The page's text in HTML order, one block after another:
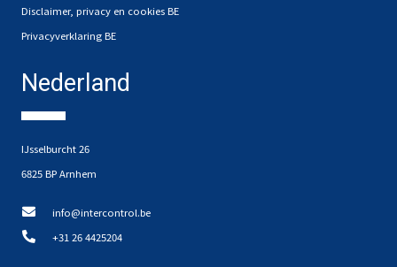
Disclaimer, privacy en cookies BE
Privacyverklaring BE
Nederland
IJsselburcht 26
6825 BP Arnhem
info@intercontrol.be
+31 26 4425204